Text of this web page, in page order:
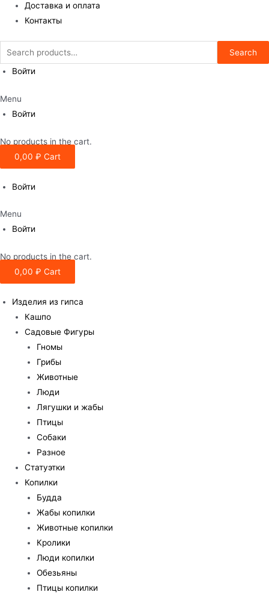
Доставка и оплата
Контакты
Search
for:
Search
Войти
Menu
Войти
No products in the cart.
0,00 ₽ Cart
Войти
Menu
Войти
No products in the cart.
0,00 ₽ Cart
Изделия из гипса
Кашпо
Садовые Фигуры
Гномы
Грибы
Животные
Люди
Лягушки и жабы
Птицы
Собаки
Разное
Статуэтки
Копилки
Будда
Жабы копилки
Животные копилки
Кролики
Люди копилки
Обезьяны
Птицы копилки